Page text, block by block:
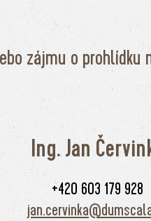
zájmu o prohlídku
Ing. Jan
+420 603 179 928